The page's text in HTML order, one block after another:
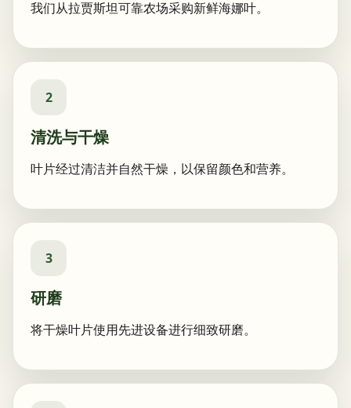
我们从拉贾斯坦可靠农场采购新鲜海娜叶。
2
清洗与干燥
叶片经过清洁并自然干燥，以保留颜色和营养。
3
研磨
将干燥叶片使用先进设备进行细致研磨。